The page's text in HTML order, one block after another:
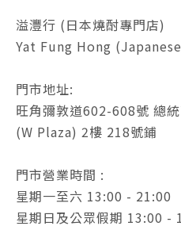
溢灃行 (日本燒酎專門店)
Yat Fung Hong
門市地址:
旺角彌敦道602-608號 總
(W Plaza) 2樓 218號鋪
門市營業時間 :
星期一至六 13:00 - 21:00
星期日及公眾假期 13:00 -